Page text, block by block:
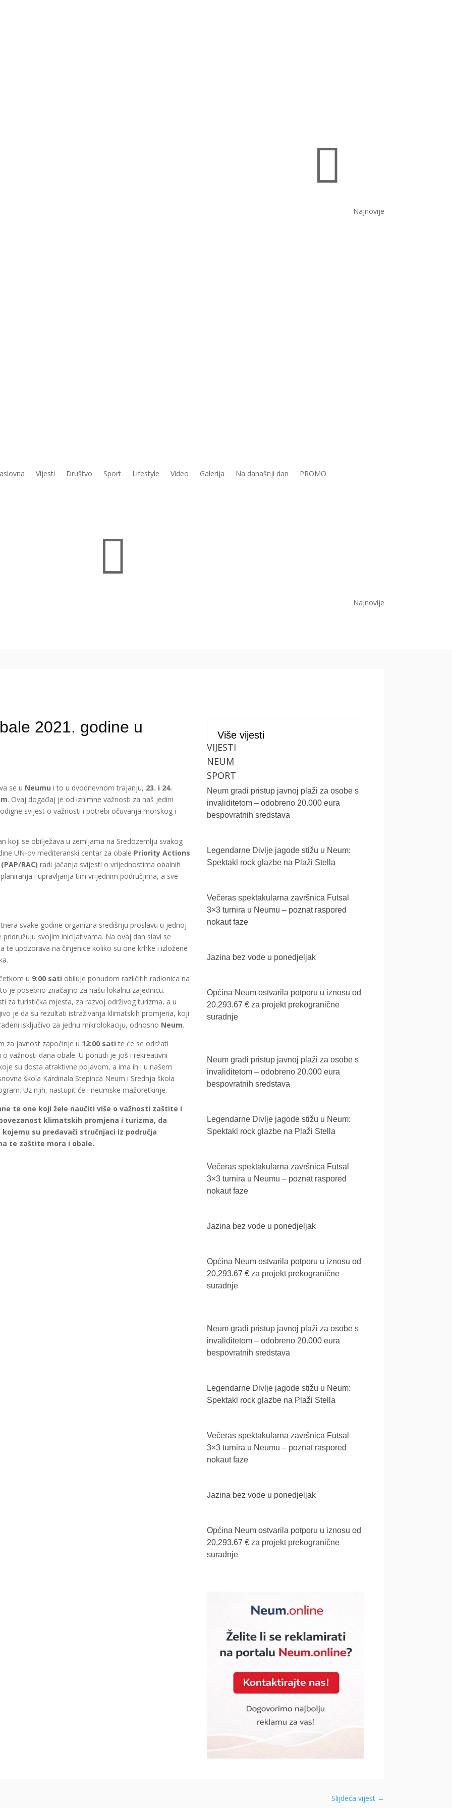

Najnovije
Vijesti Društvo Sport Lifestyle Video Galerija Na današnji dan PROMO

Najnovije
2021. godine u
se u Neumu i to u dvodnevnom trajanju, 23. i 24.
. Ovaj događaj je od iznimne važnosti za naš jedini
svijest o važnosti i potrebi očuvanja morskog i
koji se obilježava u zemljama na Sredozemlju svakog
UN-ov mediteranski centar za obale Priority Actions
RAC) radi jačanja svijesti o vrijednostima obalnih
i upravljanja tim vrijednim područjima, a sve
svake godine organizira središnju proslavu u jednoj
svojim inicijativama. Na ovaj dan slavi se
te upozorava na činjenice koliko su one krhke i izložene
u 9:00 sati obiluje ponudom različitih radionica na
je posebno značajno za našu lokalnu zajednicu.
za turistička mjesta, za razvoj održivog turizma, a u
je da su rezultati istraživanja klimatskih promjena, koji
isključivo za jednu mikrolokaciju, odnosno Neum.
za javnost započinje u 12:00 sati te će se održati
važnosti dana obale. U ponudi je još i rekreativni
su dosta atraktivne pojavom, a ima ih i u našem
škola Kardinala Stepinca Neum i Srednja škola
Uz njih, nastupit će i neumske mažoretkinje.
te one koji žele naučiti više o važnosti zaštite i
klimatskih promjena i turizma, da
su predavači stručnjaci iz područja
te zaštite mora i obale.
Više vijesti
VIJESTI
NEUM
SPORT
Neum gradi pristup javnoj plaži za osobe s
invaliditetom – odobreno 20.000 eura
bespovratnih sredstava
Legendarne Divlje jagode stižu u Neum:
Spektakl rock glazbe na Plaži Stella
Večeras spektakularna završnica Futsal
3×3 turnira u Neumu – poznat raspored
nokaut faze
Jazina bez vode u ponedjeljak
Općina Neum ostvarila potporu u iznosu od
20,293.67 € za projekt prekogranične
suradnje
Neum gradi pristup javnoj plaži za osobe s
invaliditetom – odobreno 20.000 eura
bespovratnih sredstava
Legendarne Divlje jagode stižu u Neum:
Spektakl rock glazbe na Plaži Stella
Večeras spektakularna završnica Futsal
3×3 turnira u Neumu – poznat raspored
nokaut faze
Jazina bez vode u ponedjeljak
Općina Neum ostvarila potporu u iznosu od
20,293.67 € za projekt prekogranične
suradnje
Neum gradi pristup javnoj plaži za osobe s
invaliditetom – odobreno 20.000 eura
bespovratnih sredstava
Legendarne Divlje jagode stižu u Neum:
Spektakl rock glazbe na Plaži Stella
Večeras spektakularna završnica Futsal
3×3 turnira u Neumu – poznat raspored
nokaut faze
Jazina bez vode u ponedjeljak
Općina Neum ostvarila potporu u iznosu od
20,293.67 € za projekt prekogranične
suradnje
Slijdeća vijest→